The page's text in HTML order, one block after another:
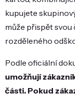
kupujete
může přispět
rozděleného
Podle oficiální
umožňují
části. Pokud